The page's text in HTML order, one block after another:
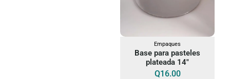
Empaques
Base para pasteles
plateada 14"
Q16.00